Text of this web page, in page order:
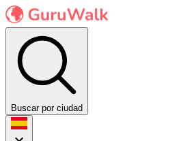
Buscar por ciudad